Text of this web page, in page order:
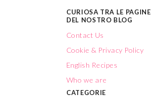
CURIOSA TRA LE PAGINE
DEL NOSTRO BLOG
Contact Us
Cookie & Privacy Policy
English Recipes
Who we are
CATEGORIE